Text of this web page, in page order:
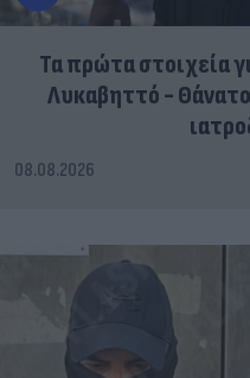
Τα πρώτα στοιχεία
Λυκαβηττό -
08.08.2026